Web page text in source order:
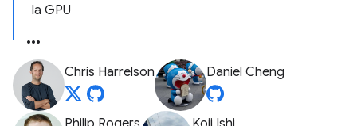
la GPU
Chris Harrelson Daniel Cheng